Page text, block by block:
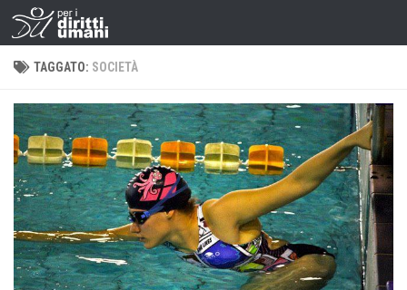
TAGGATO: SOCIETÀ